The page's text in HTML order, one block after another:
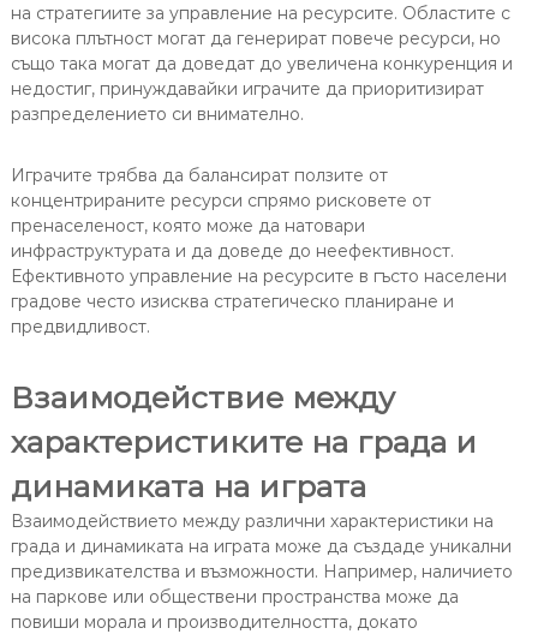
на стратегиите за управление на ресурсите. Областите с
висока плътност могат да генерират повече ресурси, но
също така могат да доведат до увеличена конкуренция и
недостиг, принуждавайки играчите да приоритизират
разпределението си внимателно.
Играчите трябва да балансират ползите от
концентрираните ресурси спрямо рисковете от
пренаселеност, която може да натовари
инфраструктурата и да доведе до неефективност.
Ефективното управление на ресурсите в гъсто населени
градове често изисква стратегическо планиране и
предвидливост.
Взаимодействие между
характеристиките на града и
динамиката на играта
Взаимодействието между различни характеристики на
града и динамиката на играта може да създаде уникални
предизвикателства и възможности. Например, наличието
на паркове или обществени пространства може да
повиши морала и производителността, докато